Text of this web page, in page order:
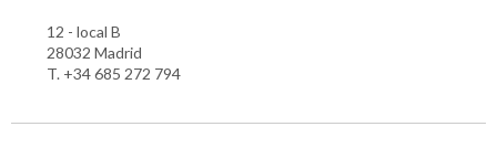
12 - local B
28032 Madrid
T. +34 685 272 794